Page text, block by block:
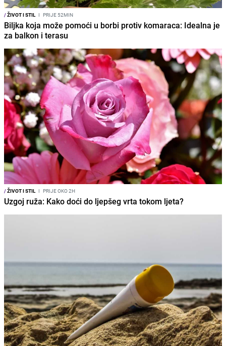
/ŽIVOT I STIL I PRIJE 52MIN
Biljka koja može pomoći u borbi protiv komaraca: Idealna je
za balkon i terasu
/ŽIVOT I STIL I PRIJE OKO 2H
Uzgoj ruža: Kako doći do ljepšeg vrta tokom ljeta?